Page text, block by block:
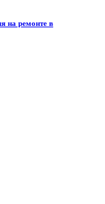
на ремонте в